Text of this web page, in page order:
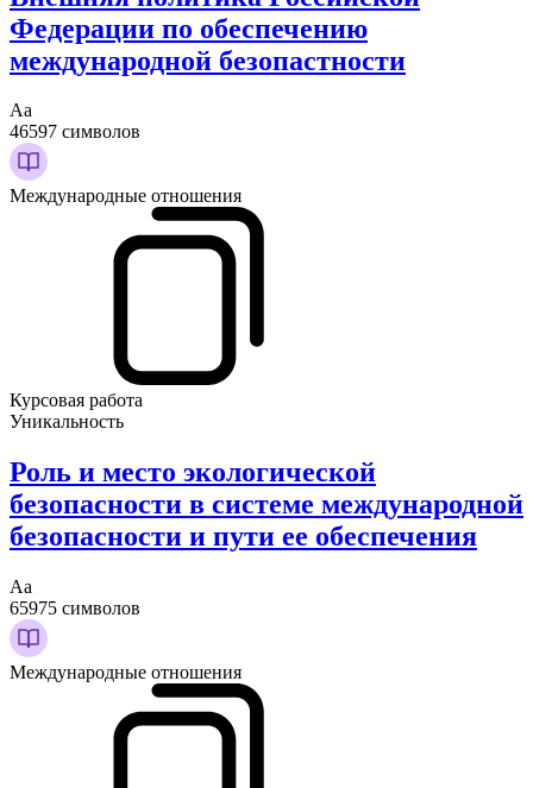
Федерации по обеспечению
международной безопастности
Аа
46597 символов
Международные отношения
Курсовая работа
Уникальность
Роль и место экологической
безопасности в системе международной
безопасности и пути ее обеспечения
Аа
65975 символов
Международные отношения